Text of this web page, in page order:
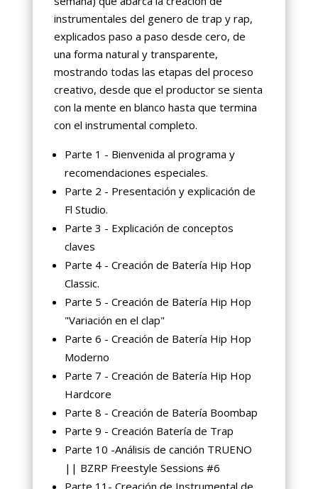
instrumentales del genero de trap y rap,
explicados paso a paso desde cero, de
una forma natural y transparente,
mostrando todas las etapas del proceso
creativo, desde que el productor se sienta
con la mente en blanco hasta que termina
con el instrumental completo.
Parte 1 - Bienvenida al programa y
recomendaciones especiales.
Parte 2 - Presentación y explicación de
Fl Studio.
Parte 3 - Explicación de conceptos
claves
Parte 4 - Creación de Batería Hip Hop
Classic.
Parte 5 - Creación de Batería Hip Hop
"Variación en el clap"
Parte 6 - Creación de Batería Hip Hop
Moderno
Parte 7 - Creación de Batería Hip Hop
Hardcore
Parte 8 - Creación de Batería Boombap
Parte 9 - Creación Batería de Trap
Parte 10 -Análisis de canción TRUENO
|| BZRP Freestyle Sessions #6